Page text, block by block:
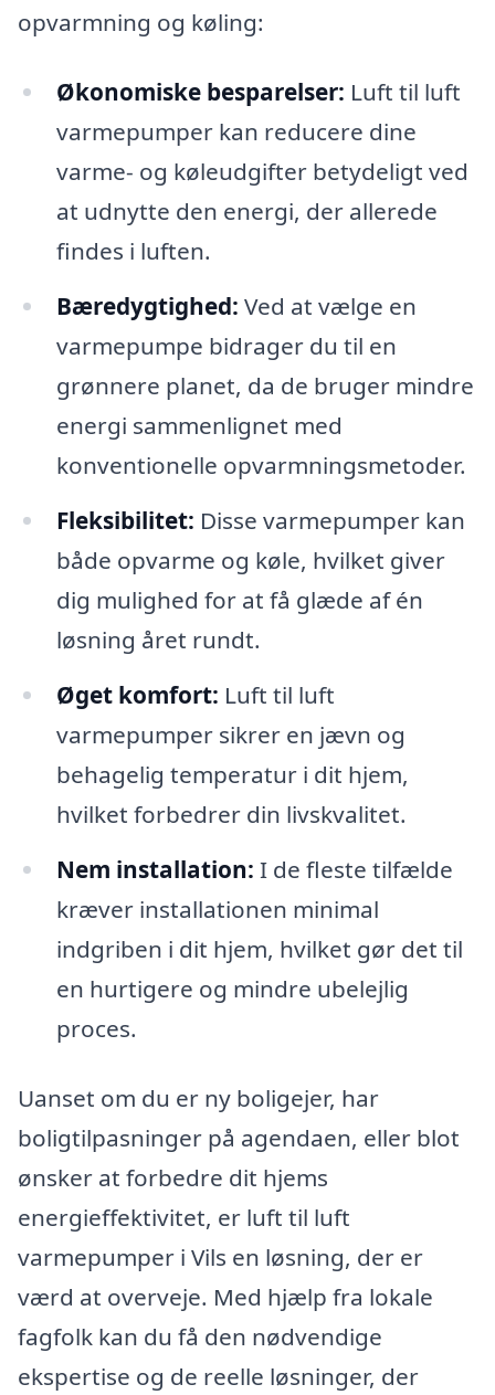
opvarmning og køling:
Økonomiske besparelser: Luft til luft
varmepumper kan reducere dine
varme- og køleudgifter betydeligt ved
at udnytte den energi, der allerede
findes i luften.
Bæredygtighed: Ved at vælge en
varmepumpe bidrager du til en
grønnere planet, da de bruger mindre
energi sammenlignet med
konventionelle opvarmningsmetoder.
Fleksibilitet: Disse varmepumper kan
både opvarme og køle, hvilket giver
dig mulighed for at få glæde af én
løsning året rundt.
Øget komfort: Luft til luft
varmepumper sikrer en jævn og
behagelig temperatur i dit hjem,
hvilket forbedrer din livskvalitet.
Nem installation: I de fleste tilfælde
kræver installationen minimal
indgriben i dit hjem, hvilket gør det til
en hurtigere og mindre ubelejlig
proces.
Uanset om du er ny boligejer, har
boligtilpasninger på agendaen, eller blot
ønsker at forbedre dit hjems
energieffektivitet, er luft til luft
varmepumper i Vils en løsning, der er
værd at overveje. Med hjælp fra lokale
fagfolk kan du få den nødvendige
ekspertise og de reelle løsninger, der